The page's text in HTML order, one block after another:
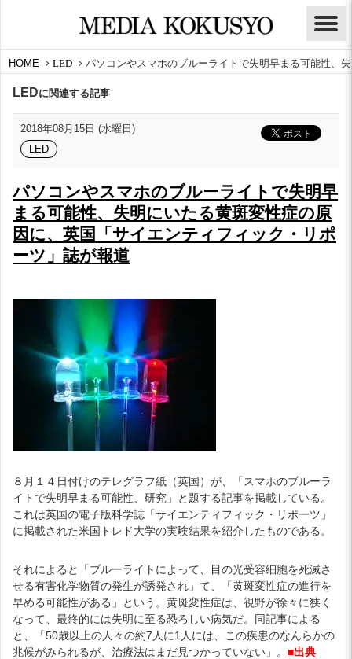
HOME LED パソコンやスマホのブルーライトで失明早まる可能性、
LEDに関連する記事
2018年08月15日 (水曜日)
LED
パソコンやスマホのブルーライトで失明早
まる可能性、失明にいたる黄斑変性症の原
因に、英国「サイエンティフィック・リポ
ーツ」誌が報道
８月１４日付けのテレグラフ紙（英国）が、「スマホのブルーラ
イトで失明早まる可能性、研究」と題する記事を掲載している。
これは英国の電子版科学誌「サイエンティフィック・リポーツ」
に掲載された米国トレド大学の実験結果を紹介したものである。
それによると「ブルーライトによって、目の光受容細胞を死滅さ
せる有害化学物質の発生が誘発され」て、「黄斑変性症の進行を
早める可能性がある」という。黄斑変性症は、視野が徐々に狭く
なって、最終的には失明に至る恐ろしい病気だ。同記事による
と、「50歳以上の人々の約7人に1人には、この疾患のなんらかの
兆候がみられるが、治療法はまだ見つかっていない」。 ■出典